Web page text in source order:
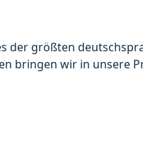
der größten
bringen wir in unsere